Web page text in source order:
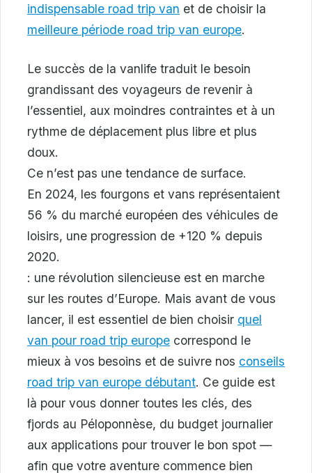
indispensable road trip van et de choisir la
meilleure période road trip van europe.
Le succès de la vanlife traduit le besoin
grandissant des voyageurs de revenir à
l’essentiel, aux moindres contraintes et à un
rythme de déplacement plus libre et plus
doux.
Ce n’est pas une tendance de surface.
En 2024, les fourgons et vans représentaient
56 % du marché européen des véhicules de
loisirs, une progression de +120 % depuis
2020.
: une révolution silencieuse est en marche
sur les routes d’Europe. Mais avant de vous
lancer, il est essentiel de bien choisir quel
van pour road trip europe correspond le
mieux à vos besoins et de suivre nos conseils
road trip van europe débutant. Ce guide est
là pour vous donner toutes les clés, des
fjords au Péloponnèse, du budget journalier
aux applications pour trouver le bon spot —
afin que votre aventure commence bien